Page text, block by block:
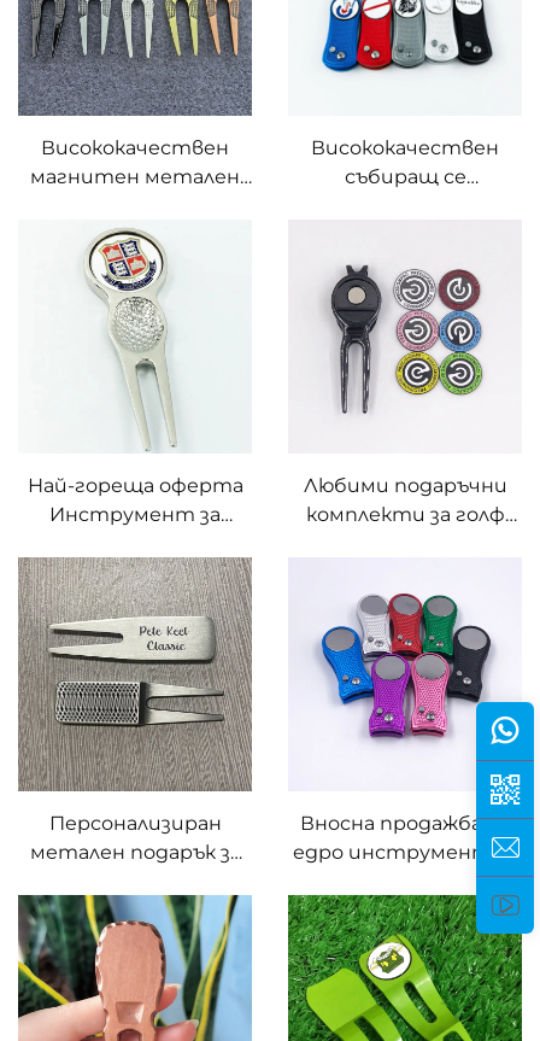
топка Ръчно
изработен маркер с
гравиране по ръба
Висококачествен
магнитен метален
поправка на дивоти
от латън, сребро и
мед, галф чифтите
вилка с
персонализиран
маркер за топка
Висококачествен
събиращ се
за голф
Персонализиран
маркер за топка за
голф вилка
Най-гореща оферта
Инструмент за
за голф с маркер за
топка
Любими подаръчни
комплекти за голф
маркери за голф с
персонализиран
маркер за топка
Персонализиран
метален подарък за
персонализиран
вилков маркировъчен
инструмент,
инструмент за
дернина на голф с
Вносна продажба на
едро инструмент за
поправка на дернина
за голф, магнитен
инструмент за
дернина на голф с
персонализиран лого
маркер за топка